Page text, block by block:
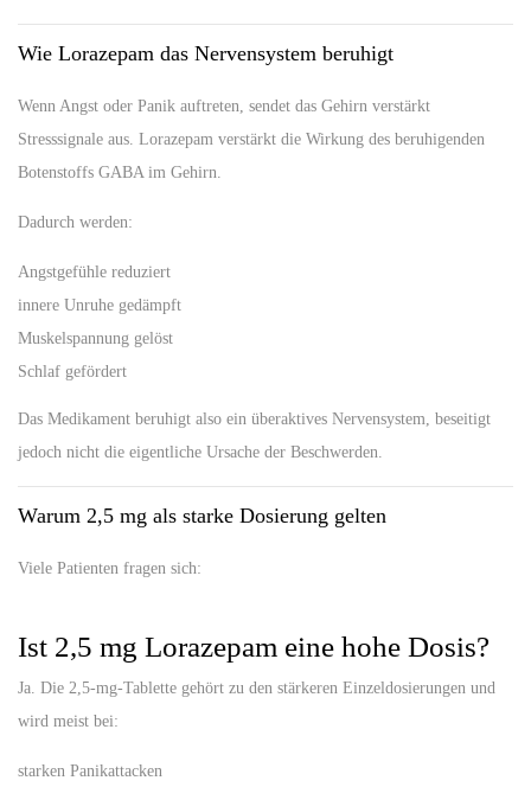
Wie Lorazepam das Nervensystem beruhigt
Wenn Angst oder Panik auftreten, sendet das Gehirn verstärkt
Stresssignale aus. Lorazepam verstärkt die Wirkung des beruhigenden
Botenstoffs GABA im Gehirn.
Dadurch werden:
Angstgefühle reduziert
innere Unruhe gedämpft
Muskelspannung gelöst
Schlaf gefördert
Das Medikament beruhigt also ein überaktives Nervensystem, beseitigt
jedoch nicht die eigentliche Ursache der Beschwerden.
Warum 2,5 mg als starke Dosierung gelten
Viele Patienten fragen sich:
Ist 2,5 mg Lorazepam eine hohe Dosis?
Ja. Die 2,5-mg-Tablette gehört zu den stärkeren Einzeldosierungen und
wird meist bei:
starken Panikattacken